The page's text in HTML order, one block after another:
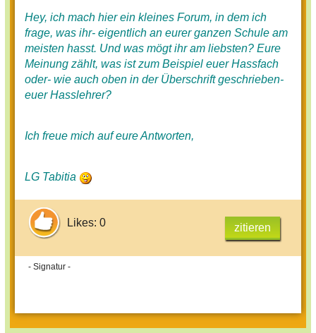
Hey, ich mach hier ein kleines Forum, in dem ich
frage, was ihr- eigentlich an eurer ganzen Schule am
meisten hasst. Und was mögt ihr am liebsten? Eure
Meinung zählt, was ist zum Beispiel euer Hassfach
oder- wie auch oben in der Überschrift geschrieben-
euer Hasslehrer?
Ich freue mich auf eure Antworten,
LG Tabitia
Likes: 0 zitieren
- Signatur -